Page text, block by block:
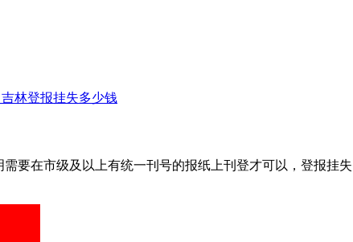
林登报挂失多少钱
要在市级及以上有统一刊号的报纸上刊登才可以，登报挂